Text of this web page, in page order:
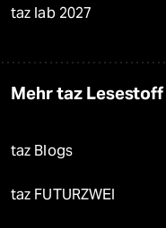
taz lab 2027
Mehr taz Lesestoff
taz Blogs
taz FUTURZWEI